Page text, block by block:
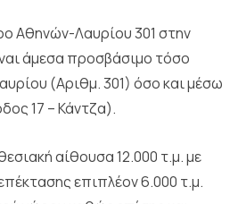
Αθηνών-Λαυρίου 301 στην
άμεσα προσβάσιμο τόσο
(Αριθμ. 301) όσο και μέσω
17 – Κάντζα).
αίθουσα 12.000 τ.μ. με
επιπλέον 6.000 τ.μ.